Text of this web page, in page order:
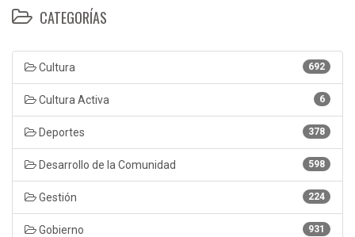
CATEGORÍAS
692
Cultura
6
Cultura Activa
378
Deportes
598
Desarrollo de la Comunidad
224
Gestión
931
Gobierno